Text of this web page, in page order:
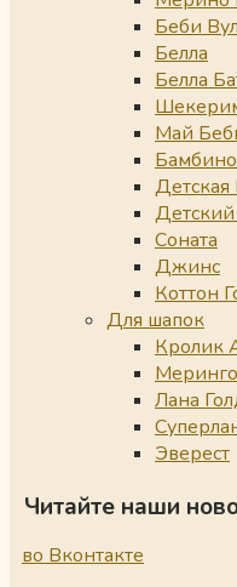
Беби Вул
Белла
Белла
Май
Бамбино
Соната
Джинс
Коттон
Для шапок
Кролик
Лана
Эверест
Читайте наши
во Вконтакте